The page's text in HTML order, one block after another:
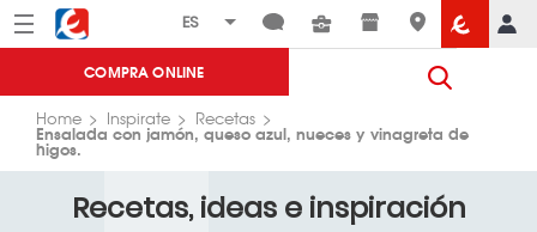
Menú Eroski
COMPRA ONLINE
Home Inspirate Recetas
Ensalada con jamón, queso azul, nueces y vinagreta de
higos.
Recetas, ideas e inspiración